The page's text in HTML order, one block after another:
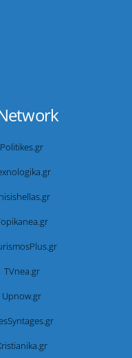
Politikes.gr
TVnea.gr
Upnow.gr